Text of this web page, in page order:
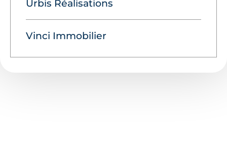
Urbis Réalisations
Vinci Immobilier